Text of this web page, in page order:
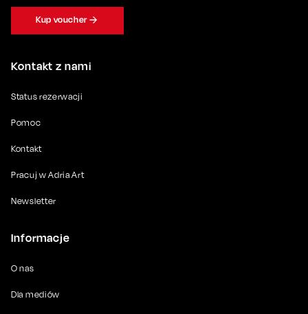
Kontakt z nami
Status rezerwacji
Pomoc
Kontakt
Pracuj w Adria Art
Newsletter
Informacje
O nas
Dla mediów
Kup voucher